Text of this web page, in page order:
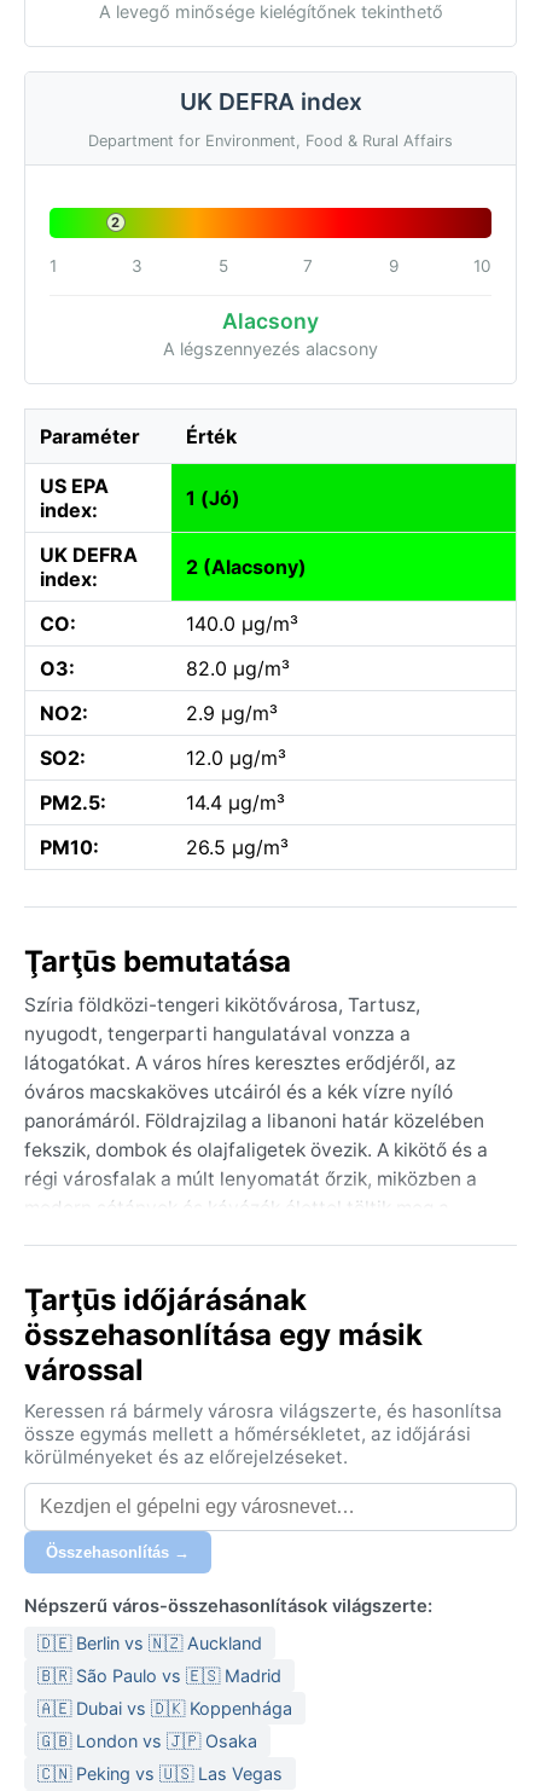
A levegő minősége kielégítőnek tekinthető
UK DEFRA index
Department for Environment, Food & Rural Affairs
2
1 3 5 7 9 10
Alacsony
A légszennyezés alacsony
Paraméter Érték
US EPA
index:
1 (Jó)
UK DEFRA
index:
2 (Alacsony)
CO:
140.0 µg/m³
O3:
82.0 µg/m³
NO2:
2.9 µg/m³
SO2:
12.0 µg/m³
PM2.5:
14.4 µg/m³
PM10:
26.5 µg/m³
Ţarţūs bemutatása
Szíria földközi-tengeri kikötővárosa, Tartusz,
nyugodt, tengerparti hangulatával vonzza a
látogatókat. A város híres keresztes erődjéről, az
óváros macskaköves utcáiról és a kék vízre nyíló
panorámáról. Földrajzilag a libanoni határ közelében
fekszik, dombok és olajfaligetek övezik. A kikötő és a
régi városfalak a múlt lenyomatát őrzik, miközben a
modern sétányok és kávézók élettel töltik meg a
történelem és a tenger ölelkezik.
Éghajlata a forró nyarú mediterrán típusba (Csa)
tartozik: a nyarak hosszúak, forrók és szárazak, a
augusztusban a nappali hőmérséklet gyakran 30 °C
fölé emelkedik, a páratartalom magas, ami fülledt
érzetet kelt. A téli hónapokban, decembertől
februárig az átlaghőmérséklet 10–15 °C körül alakul,
és ekkor hullik az éves csapadék nagy része, mintegy
800–1000 milliméter. A nyári csomagba könnyű
pamutruhák, kalap és naptej kerüljön, a télire pedig
A legkedvezőbb időszak az utazásra a tavasz
(március–május) és az ősz (szeptember–november),
amikor a hőmérséklet kellemes, és a csapadék
ritkább. Nyáron a forróság és a párás levegő próbára
teheti a szervezetet, télen pedig a felhős, esős napok
Ţarţūs időjárásának
összehasonlítása egy másik
várossal
Keressen rá bármely városra világszerte, és hasonlítsa
össze egymás mellett a hőmérsékletet, az időjárási
körülményeket és az előrejelzéseket.
Összehasonlítás →
Népszerű város-összehasonlítások világszerte:
🇩🇪 Berlin vs 🇳🇿 Auckland
🇧🇷 São Paulo vs 🇪🇸 Madrid
🇦🇪 Dubai vs 🇩🇰 Koppenhága
🇬🇧 London vs 🇯🇵 Osaka
🇨🇳 Peking vs 🇺🇸 Las Vegas